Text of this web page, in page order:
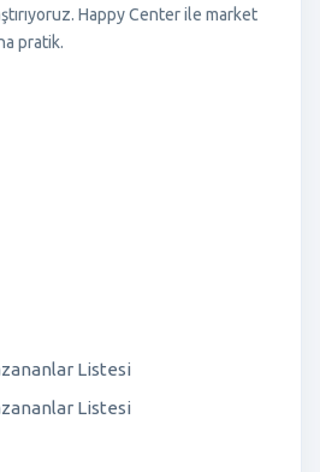
Happy Center ile market
pratik.
Listesi
Listesi